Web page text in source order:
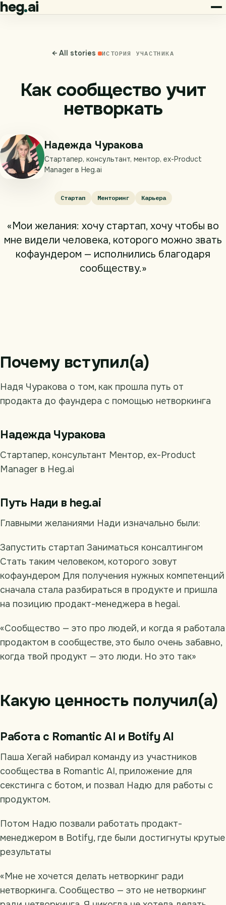
heg ai
← All stories ИСТОРИЯ УЧАСТНИКА
Как сообщество учит
нетворкать
Надежда Чуракова
Стартапер, консультант, ментор, ex-Product
Manager в Heg.ai
Стартап Менторинг Карьера
«Мои желания: хочу стартап, хочу чтобы во
мне видели человека, которого можно звать
кофаундером — исполнились благодаря
сообществу.»
Почему вступил(а)
Надя Чуракова о том, как прошла путь от
продакта до фаундера с помощью нетворкинга
Надежда Чуракова
Стартапер, консультант Ментор, ex-Product
Manager в Heg.ai
Путь Нади в heg.ai
Главными желаниями Нади изначально были:
Запустить стартап Заниматься консалтингом
Стать таким человеком, которого зовут
кофаундером Для получения нужных компетенций
сначала стала разбираться в продукте и пришла
на позицию продакт-менеджера в hegai.
«Сообщество — это про людей, и когда я работала
продактом в сообществе, это было очень забавно,
когда твой продукт — это люди. Но это так»
Какую ценность получил(а)
Работа с Romantic AI и Botify AI
Паша Хегай набирал команду из участников
сообщества в Romantic AI, приложение для
секстинга с ботом, и позвал Надю для работы с
продуктом.
Потом Надю позвали работать продакт-
менеджером в Botify, где были достигнуты крутые
результаты
«Мне не хочется делать нетворкинг ради
нетворкинга. Сообщество — это не нетворкинг